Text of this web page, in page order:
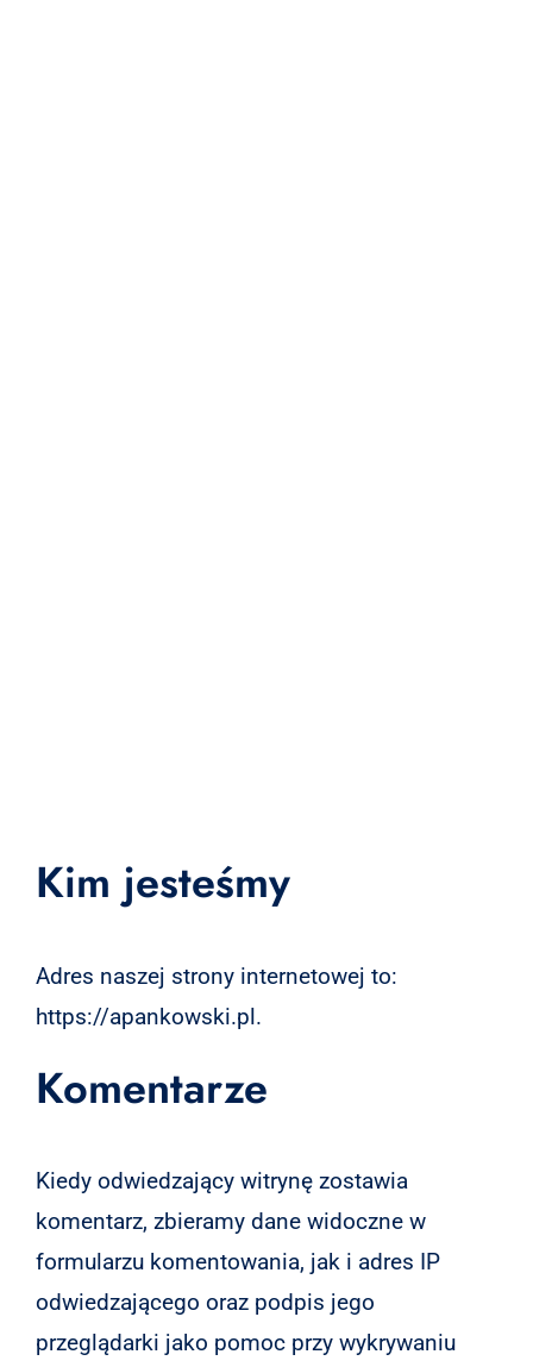
Kim jesteśmy
Adres naszej strony internetowej to:
https://apankowski.pl.
Komentarze
Kiedy odwiedzający witrynę zostawia
komentarz, zbieramy dane widoczne w
formularzu komentowania, jak i adres IP
odwiedzającego oraz podpis jego
przeglądarki jako pomoc przy wykrywaniu